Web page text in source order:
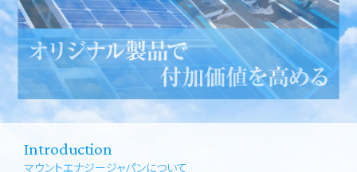
Introduction
マウントエナジージャパンについて